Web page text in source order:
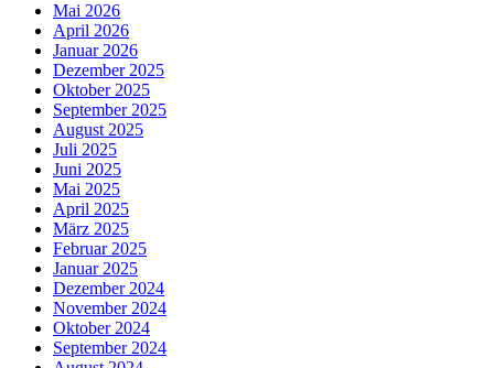
Mai 2026
April 2026
Januar 2026
Dezember 2025
Oktober 2025
September 2025
August 2025
Juli 2025
Juni 2025
Mai 2025
April 2025
März 2025
Februar 2025
Januar 2025
Dezember 2024
November 2024
Oktober 2024
September 2024